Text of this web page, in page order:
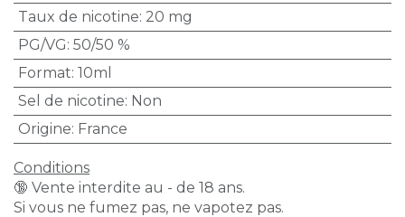
Taux de nicotine: 20 mg
PG/VG: 50/50 %
Format: 10ml
Sel de nicotine: Non
Origine: France
Conditions
🔞 Vente interdite au - de 18 ans.
Si vous ne fumez pas, ne vapotez pas.